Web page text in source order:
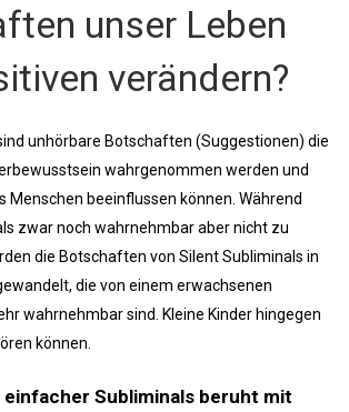
unser Leben
verändern?
unhörbare Botschaften (Suggestionen) die
wahrgenommen werden und
Menschen beeinflussen können. Während
zwar noch wahrnehmbar aber nicht zu
die Botschaften von Silent Subliminals in
die von einem erwachsenen
wahrnehmbar sind. Kleine Kinder hingegen
können.
einfacher Subliminals beruht mit